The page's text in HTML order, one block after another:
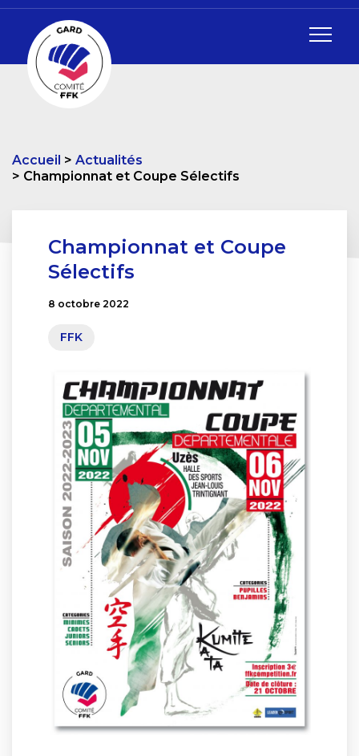
Accueil
Actualités
Championnat et Coupe Sélectifs
Championnat et Coupe
Sélectifs
8 octobre 2022
FFK